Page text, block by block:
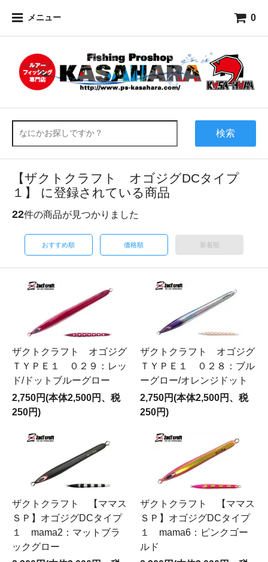
メニュー 0
検索
【ザクトクラフト オゴジグDCタイプ
１】 に登録されている商品
22件の商品が見つかりました
おすすめ順 価格順 新着順
ザクトクラフト オゴジグ
ＴＹＰＥ１ ０２９：レッ
ド/ドットブルーグロー
2,750円(本体2,500円、税
250円)
ザクトクラフト オゴジグ
ＴＹＰＥ１ ０２８：ブル
ーグロー/オレンジドット
2,750円(本体2,500円、税
250円)
ザクトクラフト 【ママス
ＳＰ】オゴジグDCタイプ
１ mama2：マットブラ
ックグロー
ザクトクラフト 【ママス
ＳＰ】オゴジグDCタイプ
１ mama6：ピンクゴー
ルド